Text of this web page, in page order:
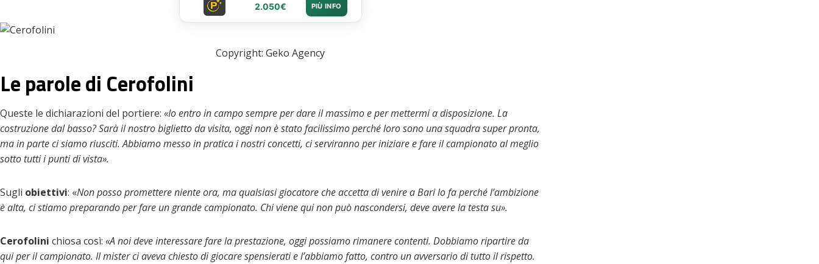
2.050€ PIÙ INFO
Copyright: Geko Agency
Le parole di Cerofolini
Queste le dichiarazioni del portiere: «Io entro in campo sempre per dare il massimo e per mettermi a disposizione. La
costruzione dal basso? Sarà il nostro biglietto da visita, oggi non è stato facilissimo perché loro sono una squadra super pronta,
ma in parte ci siamo riusciti. Abbiamo messo in pratica i nostri concetti, ci serviranno per iniziare e fare il campionato al meglio
sotto tutti i punti di vista».
Sugli obiettivi: «Non posso promettere niente ora, ma qualsiasi giocatore che accetta di venire a Bari lo fa perché l’ambizione
è alta, ci stiamo preparando per fare un grande campionato. Chi viene qui non può nascondersi, deve avere la testa su».
Cerofolini chiosa così: «A noi deve interessare fare la prestazione, oggi possiamo rimanere contenti. Dobbiamo ripartire da
qui per il campionato. Il mister ci aveva chiesto di giocare spensierati e l’abbiamo fatto, contro un avversario di tutto il rispetto.